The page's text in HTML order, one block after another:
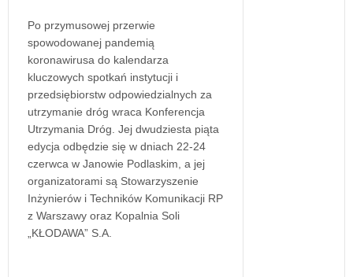
Po przymusowej przerwie
spowodowanej pandemią
koronawirusa do kalendarza
kluczowych spotkań instytucji i
przedsiębiorstw odpowiedzialnych za
utrzymanie dróg wraca Konferencja
Utrzymania Dróg. Jej dwudziesta piąta
edycja odbędzie się w dniach 22-24
czerwca w Janowie Podlaskim, a jej
organizatorami są Stowarzyszenie
Inżynierów i Techników Komunikacji RP
z Warszawy oraz Kopalnia Soli
„KŁODAWA” S.A.